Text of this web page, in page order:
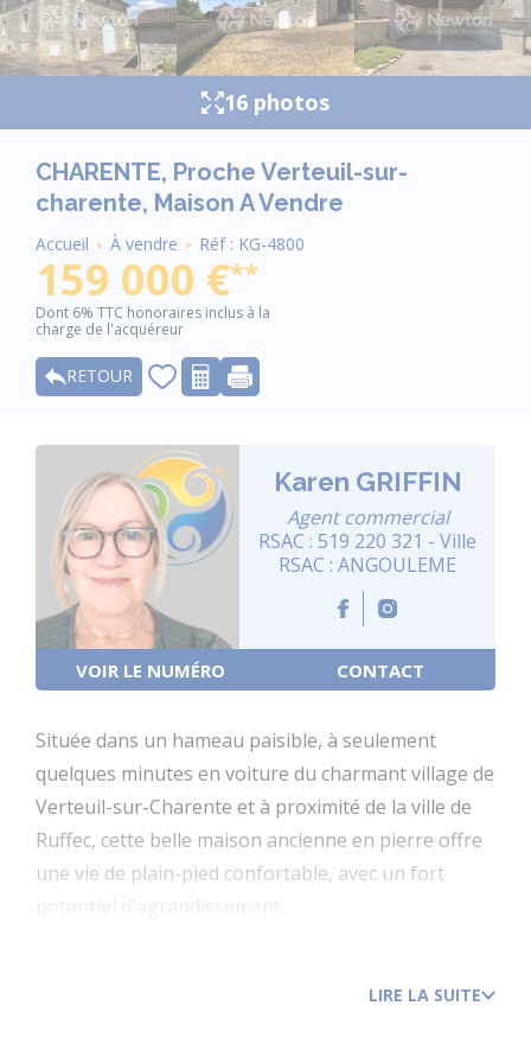
16 photos
CHARENTE, Proche Verteuil-sur-
charente, Maison A Vendre
Fil
d'Ariane
Accueil À vendre Réf : KG-4800
159 000 €**
Dont 6% TTC honoraires inclus à la
charge de l'acquéreur
RETOUR
Située dans un hameau paisible, à seulement
quelques minutes en voiture du charmant village de
Verteuil-sur-Charente et à proximité de la ville de
Ruffec, cette belle maison ancienne en pierre offre
une vie de plain-pied confortable, avec un fort
potentiel d'agrandissement.
comprenant un hall d'entrée, un escalier menant au
LIRE LA SUITE
Karen GRIFFIN
Agent commercial
RSAC : 519 220 321 - Ville
RSAC : ANGOULEME
VOIR LE NUMÉRO CONTACT